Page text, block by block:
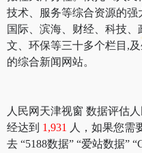
技术、服务等综合资源的强
国际、滨海、财经、科技
文、环保等三十多个栏目,
的综合新闻网站。
人民网天津视窗 数据评估
经达到 1,931 人，如果您需
去 “5188数据” “爱站数据”